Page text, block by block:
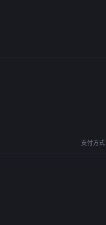
支付方式